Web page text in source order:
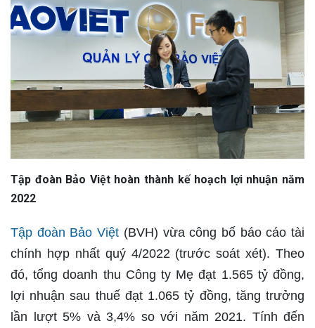
Tập đoàn Bảo Việt hoàn thành kế hoạch lợi nhuận năm
2022
Tập đoàn Bảo Việt (BVH) vừa công bố báo cáo tài
chính hợp nhất quý 4/2022 (trước soát xét). Theo
đó, tổng doanh thu Công ty Mẹ đạt 1.565 tỷ đồng,
lợi nhuận sau thuế đạt 1.065 tỷ đồng, tăng trưởng
lần lượt 5% và 3,4% so với năm 2021. Tính đến